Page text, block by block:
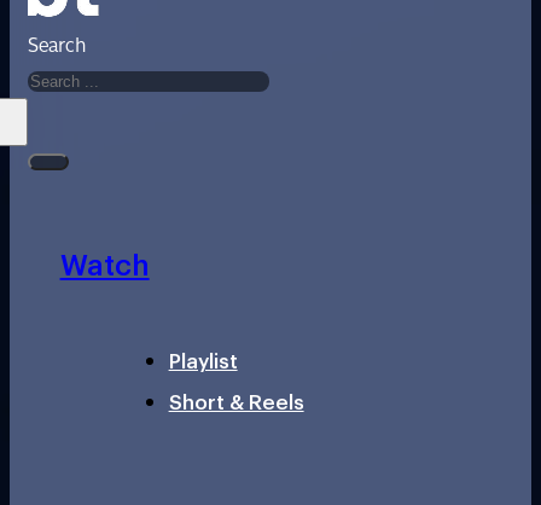
Search
Watch
Playlist
Short & Reels